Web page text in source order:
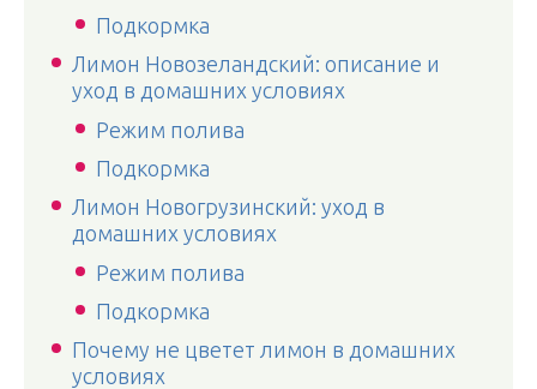
Подкормка
Лимон Новозеландский: описание и
уход в домашних условиях
Режим полива
Подкормка
Лимон Новогрузинский: уход в
домашних условиях
Режим полива
Подкормка
Почему не цветет лимон в домашних
условиях